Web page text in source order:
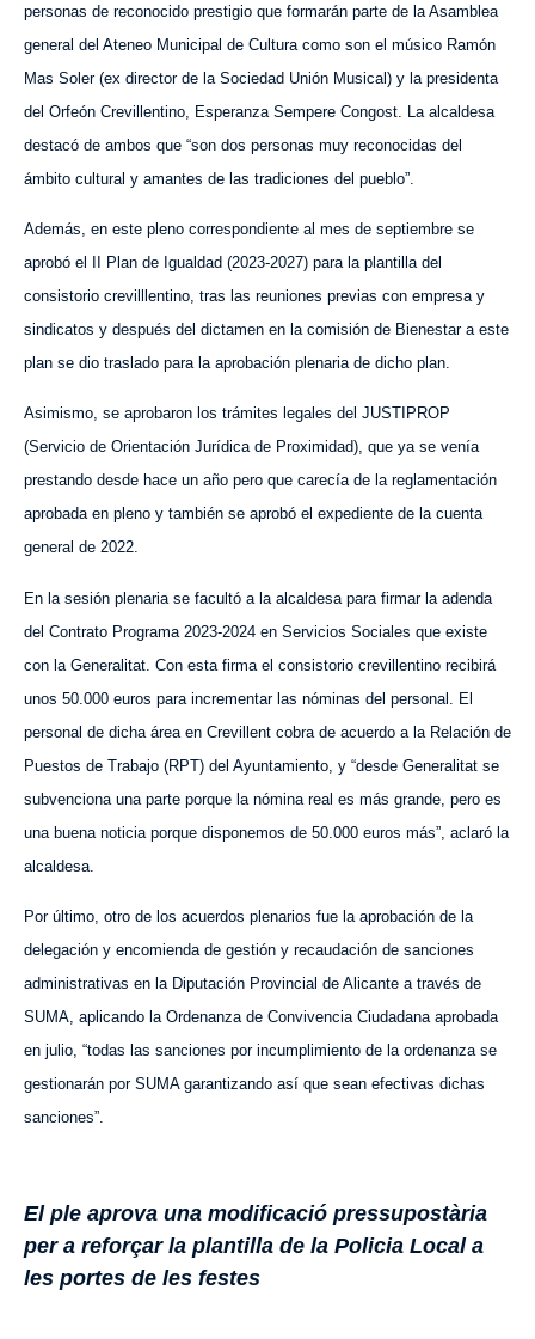
personas de reconocido prestigio que formarán parte de la Asamblea
general del Ateneo Municipal de Cultura como son el músico Ramón
Mas Soler (ex director de la Sociedad Unión Musical) y la presidenta
del Orfeón Crevillentino, Esperanza Sempere Congost. La alcaldesa
destacó de ambos que “son dos personas muy reconocidas del
ámbito cultural y amantes de las tradiciones del pueblo”.
Además, en este pleno correspondiente al mes de septiembre se
aprobó el II Plan de Igualdad (2023-2027) para la plantilla del
consistorio crevilllentino, tras las reuniones previas con empresa y
sindicatos y después del dictamen en la comisión de Bienestar a este
plan se dio traslado para la aprobación plenaria de dicho plan.
Asimismo, se aprobaron los trámites legales del JUSTIPROP
(Servicio de Orientación Jurídica de Proximidad), que ya se venía
prestando desde hace un año pero que carecía de la reglamentación
aprobada en pleno y también se aprobó el expediente de la cuenta
general de 2022.
En la sesión plenaria se facultó a la alcaldesa para firmar la adenda
del Contrato Programa 2023-2024 en Servicios Sociales que existe
con la Generalitat. Con esta firma el consistorio crevillentino recibirá
unos 50.000 euros para incrementar las nóminas del personal. El
personal de dicha área en Crevillent cobra de acuerdo a la Relación de
Puestos de Trabajo (RPT) del Ayuntamiento, y “desde Generalitat se
subvenciona una parte porque la nómina real es más grande, pero es
una buena noticia porque disponemos de 50.000 euros más”, aclaró la
alcaldesa.
Por último, otro de los acuerdos plenarios fue la aprobación de la
delegación y encomienda de gestión y recaudación de sanciones
administrativas en la Diputación Provincial de Alicante a través de
SUMA, aplicando la Ordenanza de Convivencia Ciudadana aprobada
en julio, “todas las sanciones por incumplimiento de la ordenanza se
gestionarán por SUMA garantizando así que sean efectivas dichas
sanciones”.
El ple aprova una modificació pressupostària
per a reforçar la plantilla de la Policia Local a
les portes de les festes